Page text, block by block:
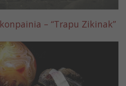
– “Trapu Zikinak”